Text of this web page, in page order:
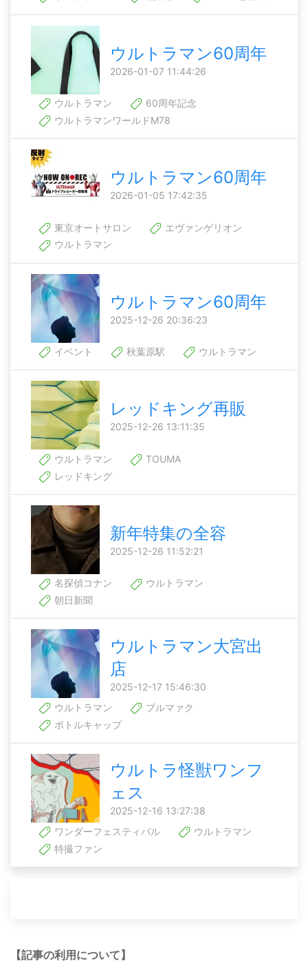
ウルトラマン60周年
2026-01-07 11:44:26
ウルトラマン
60周年記念
ウルトラマンワールドM78
ウルトラマン60周年
2026-01-05 17:42:35
東京オートサロン
エヴァンゲリオン
ウルトラマン
ウルトラマン60周年
2025-12-26 20:36:23
イベント 秋葉原駅 ウルトラマン
レッドキング再販
2025-12-26 13:11:35
ウルトラマン
TOUMA
レッドキング
新年特集の全容
2025-12-26 11:52:21
名探偵コナン
ウルトラマン
朝日新聞
ウルトラマン大宮出
店
2025-12-17 15:46:30
ウルトラマン
ブルマァク
ボトルキャップ
ウルトラ怪獣ワンフ
ェス
2025-12-16 13:27:38
ワンダーフェスティバル
ウルトラマン
特撮ファン
【記事の利用について】